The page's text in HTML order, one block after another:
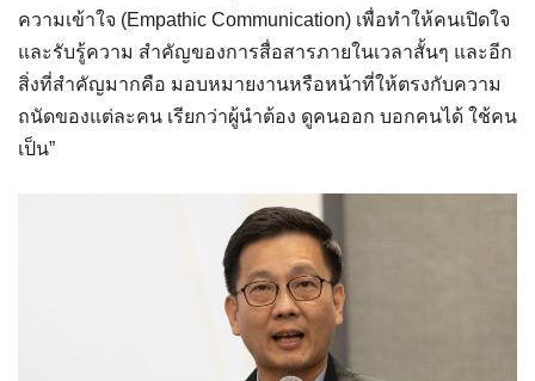
ความเข้าใจ (Empathic Communication) เพื่อทำให้คนเปิดใจ
และรับรู้ความ สำคัญของการสื่อสารภายในเวลาสั้นๆ และอีก
สิ่งที่สำคัญมากคือ มอบหมายงานหรือหน้าที่ให้ตรงกับความ
ถนัดของแต่ละคน เรียกว่าผู้นำต้อง ดูคนออก บอกคนได้ ใช้คน
เป็น”